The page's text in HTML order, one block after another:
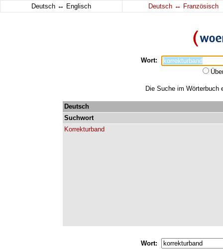
Deutsch ↔ Englisch Deutsch ↔ Französisch
Wort:
Die Suche im Wörterbuch
Deutsch
Suchwort
Korrekturband
Wort: